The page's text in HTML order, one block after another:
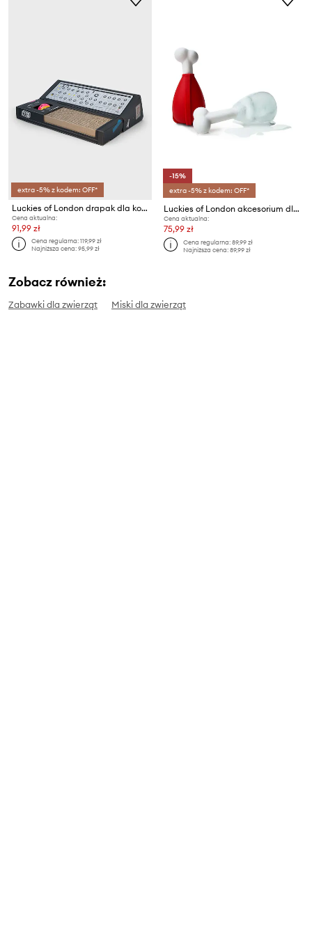
extra -5% z kodem: OFF*
Luckies of London drapak dla kota Synthesizer
Cena aktualna:
91,99 zł
Cena regularna:119,99 zł
Najniższa cena:95,99 zł
-15%
extra -5% z kodem: OFF*
Luckies of London akcesorium dla pupila Pupsicle
Cena aktualna:
75,99 zł
Cena regularna:89,99 zł
Najniższa cena:89,99 zł
Zobacz również:
Zabawki dla zwierząt Miski dla zwierząt